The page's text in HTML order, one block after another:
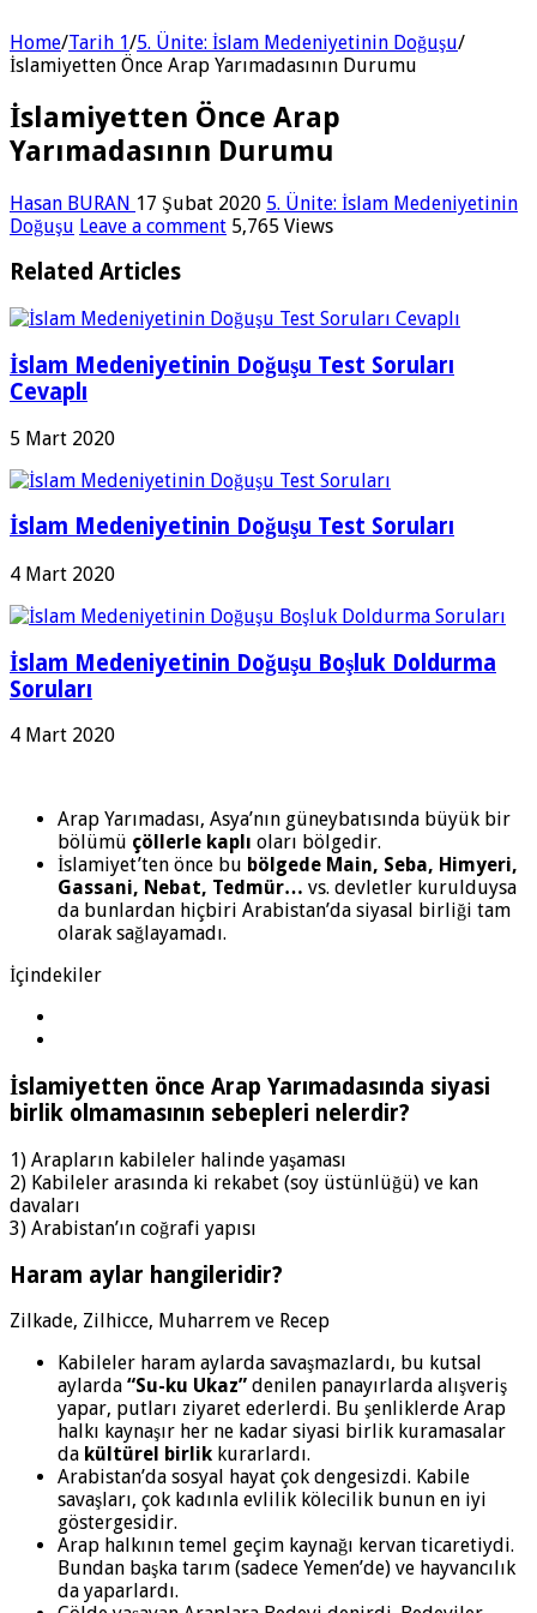
Home/Tarih 1/5. Ünite: İslam Medeniyetinin Doğuşu/
İslamiyetten Önce Arap Yarımadasının Durumu
İslamiyetten Önce Arap
Yarımadasının Durumu
Hasan BURAN 17 Şubat 2020 5. Ünite: İslam Medeniyetinin
Doğuşu Leave a comment 5,765 Views
Related Articles
İslam Medeniyetinin Doğuşu Test Soruları
Cevaplı
5 Mart 2020
İslam Medeniyetinin Doğuşu Test Soruları
4 Mart 2020
İslam Medeniyetinin Doğuşu Boşluk Doldurma
Soruları
4 Mart 2020
Arap Yarımadası, Asya’nın güneybatısında büyük bir
bölümü çöllerle kaplı oları bölgedir.
İslamiyet’ten önce bu bölgede Main, Seba, Himyeri,
Gassani, Nebat, Tedmür… vs. devletler kurulduysa
da bunlardan hiçbiri Arabistan’da siyasal birliği tam
olarak sağlayamadı.
İçindekiler
İslamiyetten önce Arap Yarımadasında siyasi
birlik olmamasının sebepleri nelerdir?
1) Arapların kabileler halinde yaşaması
2) Kabileler arasında ki rekabet (soy üstünlüğü) ve kan
davaları
3) Arabistan’ın coğrafi yapısı
Haram aylar hangileridir?
Zilkade, Zilhicce, Muharrem ve Recep
Kabileler haram aylarda savaşmazlardı, bu kutsal
aylarda “Su-ku Ukaz” denilen panayırlarda alışveriş
yapar, putları ziyaret ederlerdi. Bu şenliklerde Arap
halkı kaynaşır her ne kadar siyasi birlik kuramasalar
da kültürel birlik kurarlardı.
Arabistan’da sosyal hayat çok dengesizdi. Kabile
savaşları, çok kadınla evlilik kölecilik bunun en iyi
göstergesidir.
Arap halkının temel geçim kaynağı kervan ticaretiydi.
Bundan başka tarım (sadece Yemen’de) ve hayvancılık
da yaparlardı.